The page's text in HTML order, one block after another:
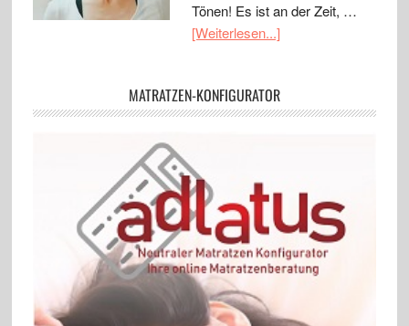
Tönen! Es ist an der Zeit, …
[Weiterlesen...]
MATRATZEN-KONFIGURATOR